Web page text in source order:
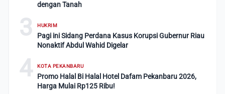
dengan Tanah
3 HUKRIM
Pagi ini Sidang Perdana Kasus Korupsi Gubernur Riau
Nonaktif Abdul Wahid Digelar
4 KOTA PEKANBARU
Promo Halal Bi Halal Hotel Dafam Pekanbaru 2026,
Harga Mulai Rp125 Ribu!